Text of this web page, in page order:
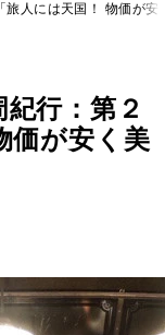
人には天国！ 物価が
行：第２
価が安く美